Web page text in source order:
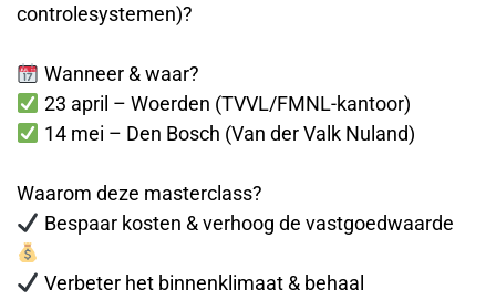
controlesystemen)?
Wanneer & waar?
23 april – Woerden (TVVL/FMNL-kantoor)
14 mei – Den Bosch (Van der Valk Nuland)
Waarom deze masterclass?
Bespaar kosten & verhoog de vastgoedwaarde
Verbeter het binnenklimaat & behaal